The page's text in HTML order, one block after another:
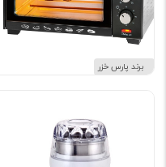
برند پارس خزر